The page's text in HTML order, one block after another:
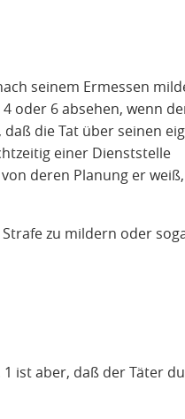
seinem Ermessen
oder 6 absehen, wenn
die Tat über seinen
einer Dienststelle
von deren Planung er
zu mildern oder
ist aber, daß der Täter